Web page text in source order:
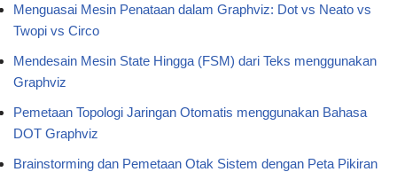
Menguasai Mesin Penataan dalam Graphviz: Dot vs Neato vs
Twopi vs Circo
Mendesain Mesin State Hingga (FSM) dari Teks menggunakan
Graphviz
Pemetaan Topologi Jaringan Otomatis menggunakan Bahasa
DOT Graphviz
Brainstorming dan Pemetaan Otak Sistem dengan Peta Pikiran